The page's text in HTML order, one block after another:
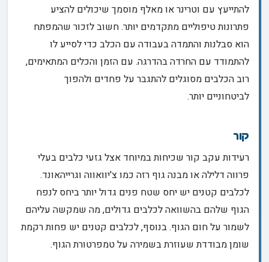
להתייעץ עם וטרינר או מאלף מוסמך שיכולים להציע
פתרונות טיפוליים מתקדמים יותר. חשוב לזכור שהמפתח
הוא סבלנות והתמדה בעבודה עם הכלב כדי לסייע לו
להתמודד עם החרדה בהדרגה. עם הזמן והכלים המתאימים,
רוב הכלבים מסוגלים להתגבר על פחדים ולהפוך
לביטחוניים יותר.
קור
רעידות עקב קור שכיחות במיוחד אצל גזעי כלבים בעלי
פרווה דלילה או מבנה גוף רזה כמו צ'יוואווה וגרייהאונד.
לכלבים קטנים יש יחס שטח פנים גדול יותר ביחס לנפח
הגוף שלהם בהשוואה לכלבים גדולים, מה שמקשה עליהם
לשמור על חום הגוף. בנוסף, לכלבים קטנים יש פחות רקמת
שומן מבודדת שעוזרת בשמירה על טמפרטורת הגוף.